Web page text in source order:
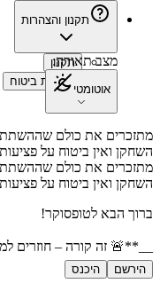
תקנון והצהרות
תקנון
הצהרת ביטוח
מצב תאורה:
אוטומטי
,
מתזכרים את כולם
השחקן ואין ביטוח על
מתזכרים את כולם
השחקן ואין ביטוח על
ברוך הבא לטופסוקר!
__**🚨 זה קורה – חוזרים
הירשם היכנס